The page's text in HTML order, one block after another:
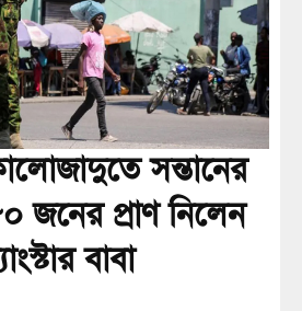
সন্তানের
জনের প্রাণ নিলেন
বাবা